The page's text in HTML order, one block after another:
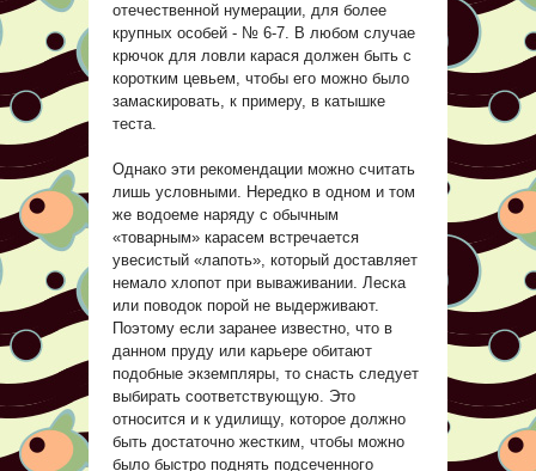
отечественной нумерации, для более
крупных особей - № 6-7. В любом случае
крючок для ловли карася должен быть с
коротким цевьем, чтобы его можно было
замаскировать, к примеру, в катышке
теста.
Однако эти рекомендации можно считать
лишь условными. Нередко в одном и том
же водоеме наряду с обычным
«товарным» карасем встречается
увесистый «лапоть», который доставляет
немало хлопот при вываживании. Леска
или поводок порой не выдерживают.
Поэтому если заранее известно, что в
данном пруду или карьере обитают
подобные экземпляры, то снасть следует
выбирать соответствующую. Это
относится и к удилищу, которое должно
быть достаточно жестким, чтобы можно
было быстро поднять подсеченного